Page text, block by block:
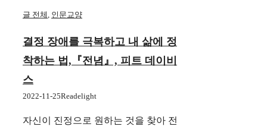
글 전체 인문교양
결정 장애를 극복하고 내 삶에 정
착하는 법,『전념』, 피트 데이비
스
2022-11-25Readelight
자신이 진정으로 원하는 것을 찾아 전